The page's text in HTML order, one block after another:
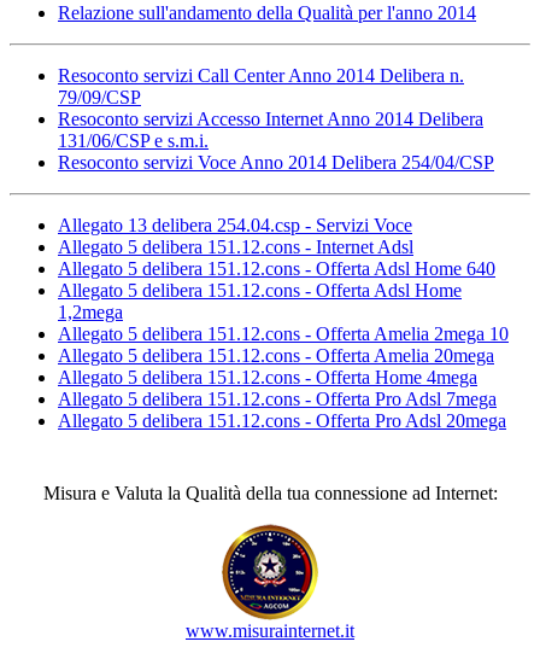
Relazione sull'andamento della Qualità per l'anno 2014
Resoconto servizi Call Center Anno 2014 Delibera n.
79/09/CSP
Resoconto servizi Accesso Internet Anno 2014 Delibera
131/06/CSP e s.m.i.
Resoconto servizi Voce Anno 2014 Delibera 254/04/CSP
Allegato 13 delibera 254.04.csp - Servizi Voce
Allegato 5 delibera 151.12.cons - Internet Adsl
Allegato 5 delibera 151.12.cons - Offerta Adsl Home 640
Allegato 5 delibera 151.12.cons - Offerta Adsl Home
1,2mega
Allegato 5 delibera 151.12.cons - Offerta Amelia 2mega 10
Allegato 5 delibera 151.12.cons - Offerta Amelia 20mega
Allegato 5 delibera 151.12.cons - Offerta Home 4mega
Allegato 5 delibera 151.12.cons - Offerta Pro Adsl 7mega
Allegato 5 delibera 151.12.cons - Offerta Pro Adsl 20mega
Misura e Valuta la Qualità della tua connessione ad Internet:
www.misurainternet.it